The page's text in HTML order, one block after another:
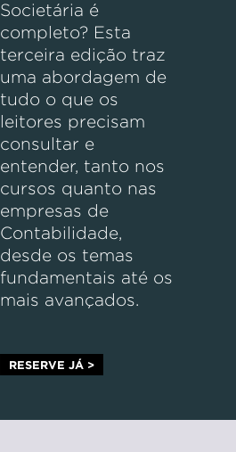
Societária é
completo? Esta
terceira edição traz
uma abordagem de
tudo o que os
leitores precisam
consultar e
entender, tanto nos
cursos quanto nas
empresas de
Contabilidade,
desde os temas
fundamentais até os
mais avançados.
RESERVE JÁ >